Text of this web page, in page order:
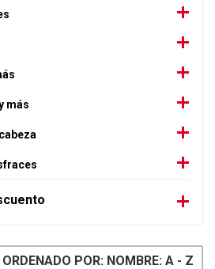
más
ORDENADO POR: NOMBRE: A - Z